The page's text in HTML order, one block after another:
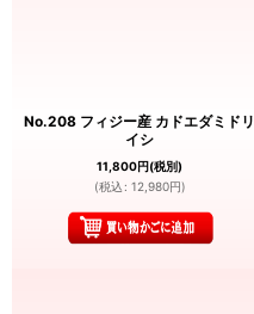
No.208 フィジー産 カドエダミドリ
イシ
11,800円(税別)
(税込 : 12,980円)